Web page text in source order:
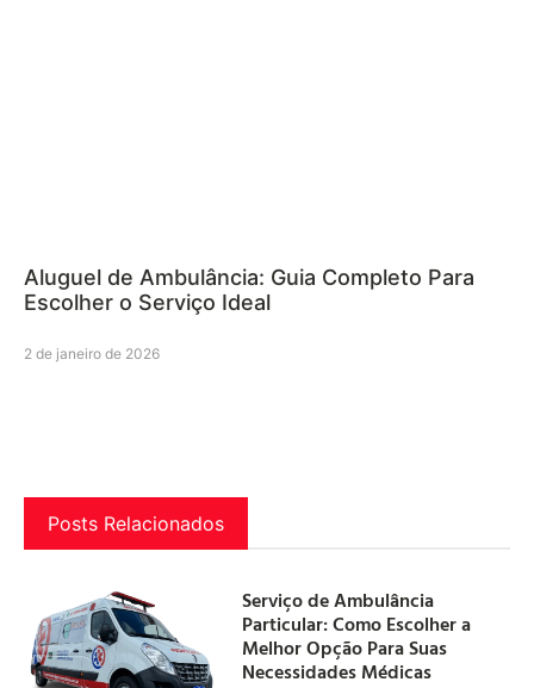
Aluguel de Ambulância: Guia Completo Para
Escolher o Serviço Ideal
2 de janeiro de 2026
Posts Relacionados
Serviço de Ambulância
Particular: Como Escolher a
Melhor Opção Para Suas
Necessidades Médicas